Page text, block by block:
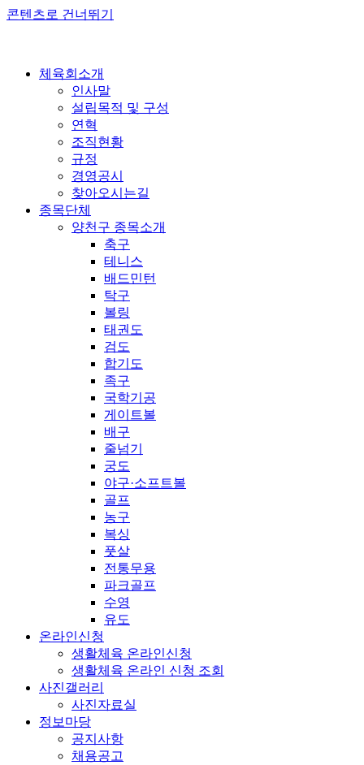
콘텐츠로 건너뛰기
체육회소개
인사말
설립목적 및 구성
연혁
조직현황
규정
경영공시
찾아오시는길
종목단체
양천구 종목소개
축구
테니스
배드민턴
탁구
볼링
태권도
검도
합기도
족구
국학기공
게이트볼
배구
줄넘기
궁도
야구·소프트볼
골프
농구
복싱
풋살
전통무용
파크골프
수영
유도
온라인신청
생활체육 온라인신청
생활체육 온라인 신청 조회
사진갤러리
사진자료실
정보마당
공지사항
채용공고